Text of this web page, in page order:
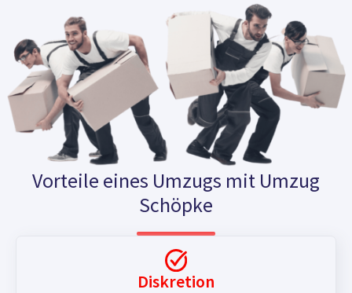
Vorteile eines Umzugs mit Umzug
Schöpke
Diskretion